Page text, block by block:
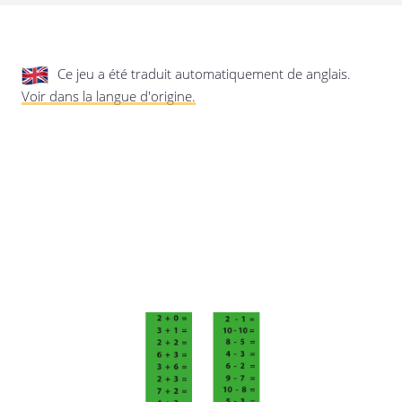
Ce jeu a été traduit automatiquement de anglais.
Voir dans la langue d'origine.